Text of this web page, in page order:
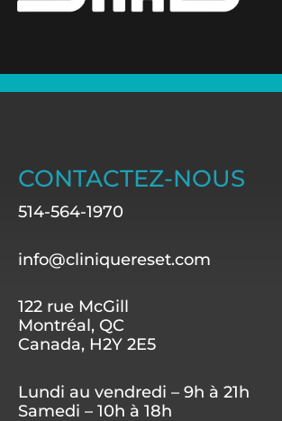
CONTACTEZ-NOUS
514-564-1970
info@cliniquereset.com
122 rue McGill
Montréal, QC
Canada, H2Y 2E5
Lundi au vendredi – 9h à 21h
Samedi – 10h à 18h